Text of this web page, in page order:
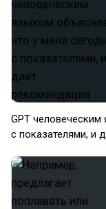
GPT
с показателями, и